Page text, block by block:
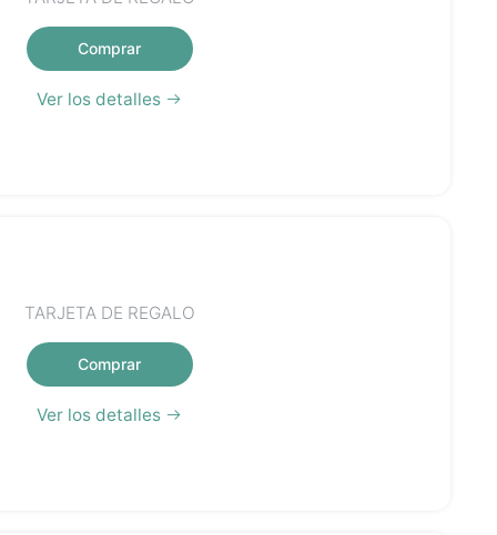
Comprar
Ver los detalles
TARJETA DE REGALO
Comprar
Ver los detalles